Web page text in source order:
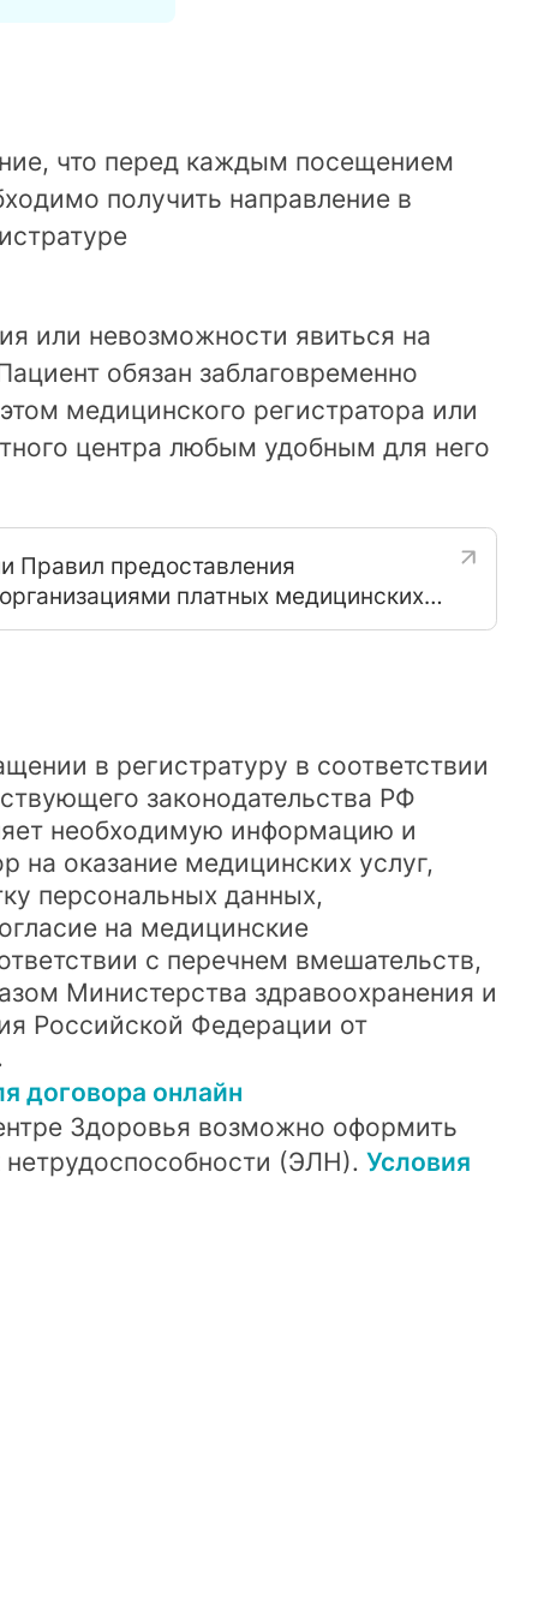
что перед каждым посещением
получить направление в
или невозможности явиться на
обязан заблаговременно
медицинского регистратора или
центра любым удобным для него
Правил предоставления
платных медицинских
изменений в некоторые акты
в регистратуру в соответствии
законодательства РФ
необходимую информацию и
на оказание медицинских услуг,
персональных данных,
на медицинские
с перечнем вмешательств,
Министерства здравоохранения и
Российской Федерации от
договора онлайн
Здоровья возможно оформить
нетрудоспособности (ЭЛН). Условия